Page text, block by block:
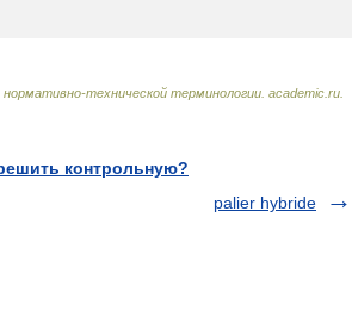
нормативно-технической терминологии academic.ru
контрольную?
palier hybride